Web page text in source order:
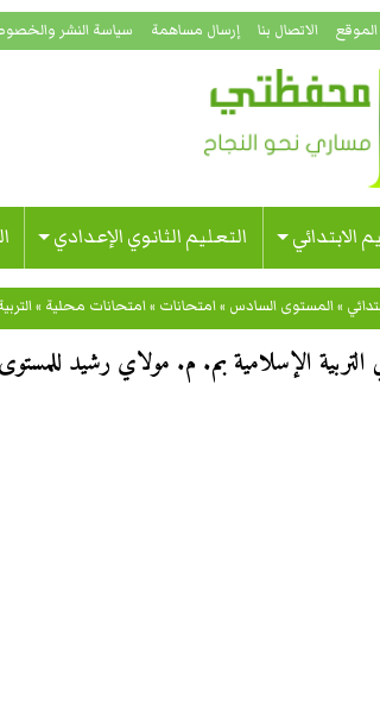
الاتصال بنا إرسال مساهمة سياسة النشر
الابتدائي التعليم الثانوي الإعدادي
»المستوى السادس »امتحانات »امتحانات محلية »
التربية الإسلامية بم. م. مولاي رشيد للمستوى